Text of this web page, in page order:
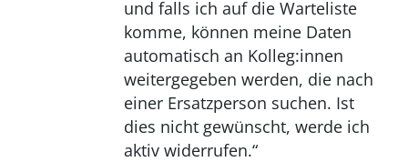
und falls ich auf die Warteliste
komme, können meine Daten
automatisch an Kolleg:innen
weitergegeben werden, die nach
einer Ersatzperson suchen. Ist
dies nicht gewünscht, werde ich
aktiv widerrufen.“